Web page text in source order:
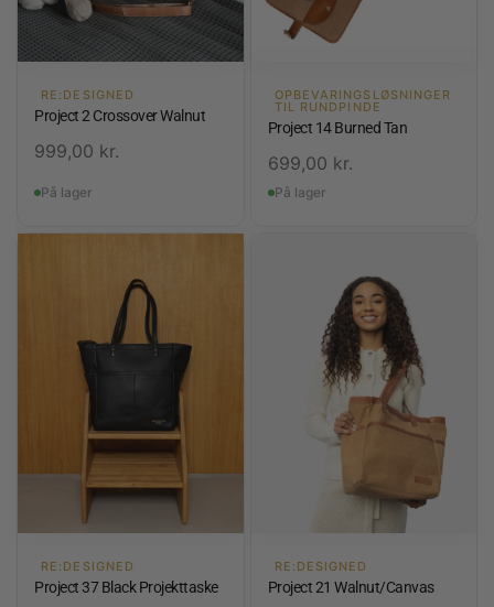
RE:DESIGNED
Project 2 Crossover Walnut
999,00 kr.
På lager
OPBEVARINGSLØSNINGER
TIL RUNDPINDE
Project 14 Burned Tan
699,00 kr.
På lager
RE:DESIGNED
Project 37 Black Projekttaske
RE:DESIGNED
Project 21 Walnut/Canvas